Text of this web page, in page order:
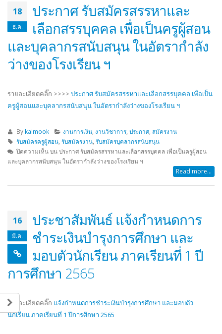
18
ธ.ค.
ประกาศ รับสมัครสรรหาและ
เลือกสรรบุคคล เพื่อเป็นครูผู้สอน
และบุคลากรสนับสนุน ในอัตรากำลัง
ว่างของโรงเรียน ฯ
รายละเอียดคลิ๊ก >>>> ประกาศ รับสมัครสรรหาและเลือกสรรบุคคล เพื่อเป็น
ครูผู้สอนและบุคลากรสนับสนุน ในอัตรากำลังว่างของโรงเรียน ฯ
By kaimook งานการเงิน งานวิชาการ ,ประกาศ ,สมัครงาน
รับสมัครครูผู้สอน, รับสมัครงาน, รับสมัครบุคลากรสนับสนุน
ปิดความเห็นบน ประกาศ รับสมัครสรรหาและเลือกสรรบุคคล เพื่อเป็นครูผู้สอน
และบุคลากรสนับสนุน ในอัตรากำลังว่างของโรงเรียน ฯ
Read more...
16
มี.ค.
ประชาสัมพันธ์ แจ้งกำหนดการ
ชำระเงินบำรุงการศึกษา และ
มอบตัวนักเรียน ภาคเรียนที่ 1 ปี
การศึกษา 2565
รายละเอียดคลิ๊ก แจ้งกำหนดการชำระเงินบำรุงการศึกษา และมอบตัว
นักเรียน ภาคเรียนที่ 1 ปีการศึกษา 2565